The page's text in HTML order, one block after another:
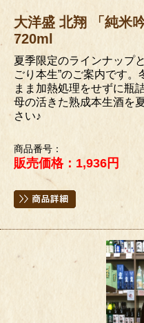
大洋盛 北翔 「純米
720ml
夏季限定のラインナップ
ごり本生”のご案内です
まま加熱処理をせずに瓶
母の活きた熟成本生酒を
さい♪
商品番号：
販売価格：1,936円